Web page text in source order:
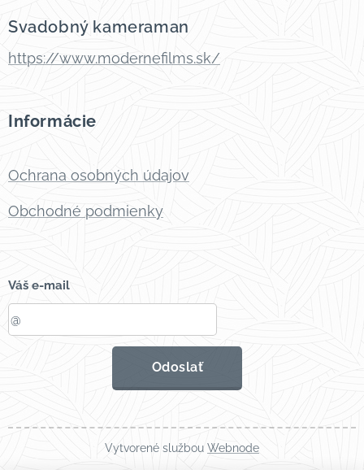
Svadobný kameraman
https://www.modernefilms.sk/
Informácie
Ochrana osobných údajov
Obchodné podmienky
Váš e-mail
Odoslať
Vytvorené službou Webnode